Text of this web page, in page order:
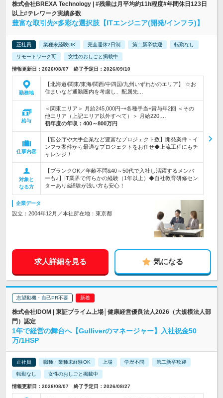
株式会社BREXA Technology | #残業は月平均約11h程度#年間休日123日
以上#テレワーク実績多数
豊富な取引先×多彩な選択肢【ITエンジニア(開発/インフラ)】
正社員 業種未経験OK 完全週休2日制 第二新卒歓迎 転勤なし
リモートワーク可 女性のおしごと掲載中
情報更新日：2026/08/07 終了予定日：2026/09/10
勤務地
【北海道/関東/東海/関西/中四国/九州いずれかのエリア】 ☆お
住まいなど通勤圏内を考慮し、配属先…
給与
＜関東エリア＞ 月給245,000円~+各種手当+賞与年2回 ＜その
他エリア（上記エリア以外すべて）＞ 月給220,…
初年度の年収： 400～800万円
仕事内容
【官公庁や大手企業など豊富なプロジェクト数】開発案件・イ
ンフラ案件から最適なプロジェクトをお任せ◆上流工程にもチ
ャレンジ！
対象と
なる方
【ブランクOK／年齢不問&40～50代で入社し活躍するメンバ
ーも♪】IT業界で何らかの経験（1年以上）◆自社教育研修セン
ターあり&経験が浅い方も安心！
企業データ
設立：2004年12月／本社所在地：東京都
求人詳細を見る 気になる
志望動機・自己PR不要
株式会社IDOM | 東証プライム上場│健康経営優良法人2026（大規模法人部
門）認定
1年で経営の舞台へ【Gulliverのマネージャー】入社祝金50
万/1HSP
正社員 職種・業種未経験OK 上場 学歴不問 第二新卒歓迎
転勤なし 女性のおしごと掲載中
情報更新日：2026/08/07 終了予定日：2026/08/27